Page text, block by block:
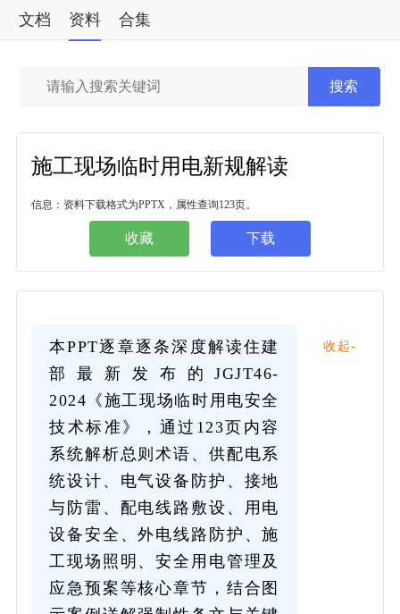
文档 资料 合集
搜索
施工现场临时用电新规解读
信息：资料下载格式为PPTX，属性查询123页。
收藏 下载
收起-
本PPT逐章逐条深度解读住建
部最新发布的JGJT46-
2024《施工现场临时用电安全
技术标准》，通过123页内容
系统解析总则术语、供配电系
统设计、电气设备防护、接地
与防雷、配电线路敷设、用电
设备安全、外电线路防护、施
工现场照明、安全用电管理及
应急预案等核心章节，结合图